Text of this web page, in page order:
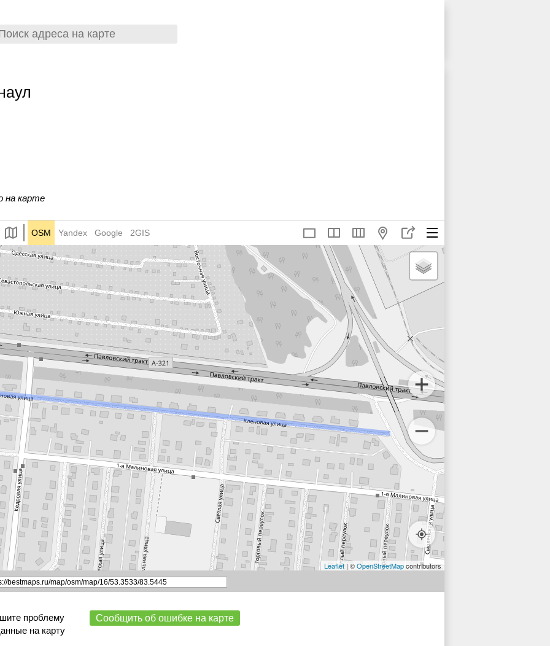
на карте
OSM Yandex Google 2GIS
Leaflet | ©OpenStreetMapcontributors
проблему
на карту
Сообщить об ошибке на карте